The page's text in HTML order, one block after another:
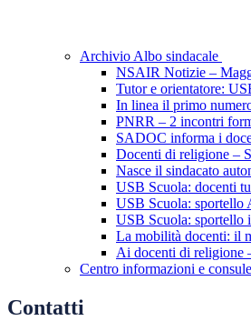
Archivio Albo sindacale
NSAIR Notizie –
Tutor e orientatore:
In linea il primo
PNRR – 2 incontri
SADOC informa i
Docenti di religione –
Nasce il sindacato
USB Scuola: docenti
USB Scuola: sportello
USB Scuola: sportello
La mobilità docenti: il
Ai docenti di religione
Centro informazioni e
Contatti